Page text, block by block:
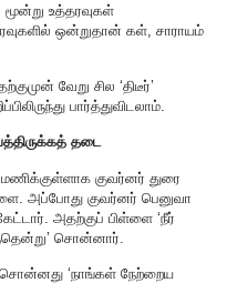
உத்தரவுகள்
ஒன்றுதான் கள், சாராயம்
வேறு சில ‘திடீர்’
பார்த்துவிடலாம்.
தடை
குவர்னர் துரை
அப்போது குவர்னர் பெனுவா
அதற்குப் பிள்ளை ‘நீர்
சொன்னார்.
சொன்னது ‘நாங்கள் நேற்றைய